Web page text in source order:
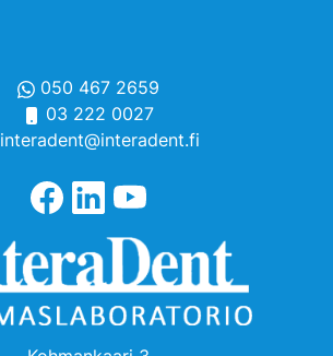
050 467 2659
03 222 0027
interadent@interadent.fi